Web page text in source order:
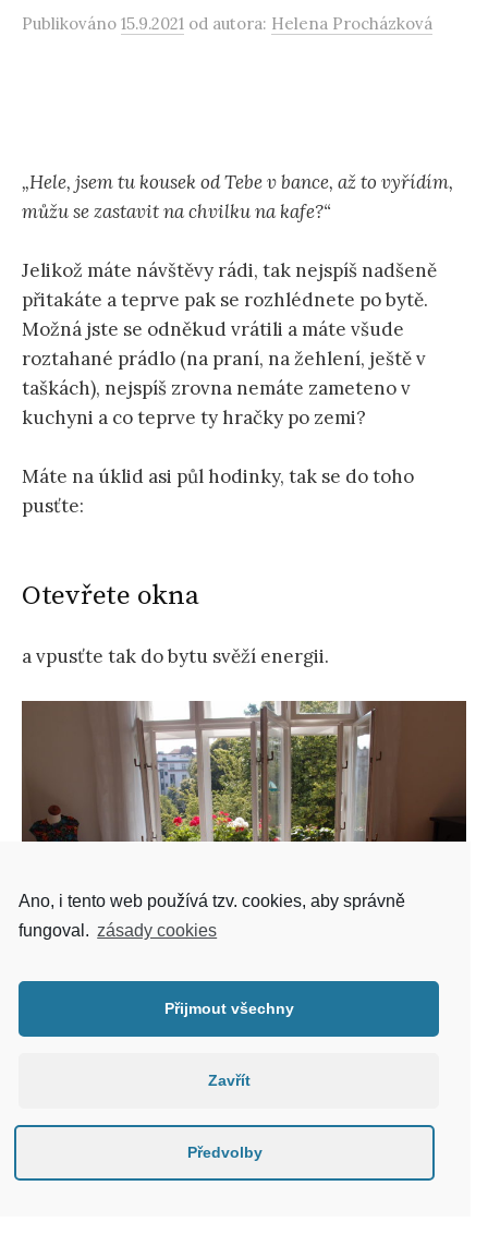
Publikováno 15.9.2021 od autora: Helena Procházková
„Hele, jsem tu kousek od Tebe v bance, až to vyřídím,
můžu se zastavit na chvilku na kafe?“
Jelikož máte návštěvy rádi, tak nejspíš nadšeně
přitakáte a teprve pak se rozhlédnete po bytě.
Možná jste se odněkud vrátili a máte všude
roztahané prádlo (na praní, na žehlení, ještě v
taškách), nejspíš zrovna nemáte zameteno v
kuchyni a co teprve ty hračky po zemi?
Máte na úklid asi půl hodinky, tak se do toho
pusťte:
Otevřete okna
a vpusťte tak do bytu svěží energii.
POKRAČOVAT VE ČTENÍ →
Ano, i tento web používá tzv. cookies, aby správně
fungoval. zásady cookies
Přijmout všechny
Zavřít
Předvolby